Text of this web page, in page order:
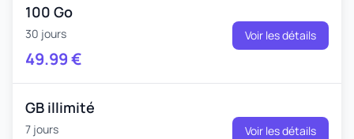
100 Go
30 jours
49.99€
Voir les détails
GB illimité
7 jours Voir les détails